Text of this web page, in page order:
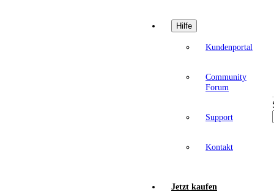
Hilfe
Kundenportal
Community
Forum
Support
Kontakt
Jetzt kaufen